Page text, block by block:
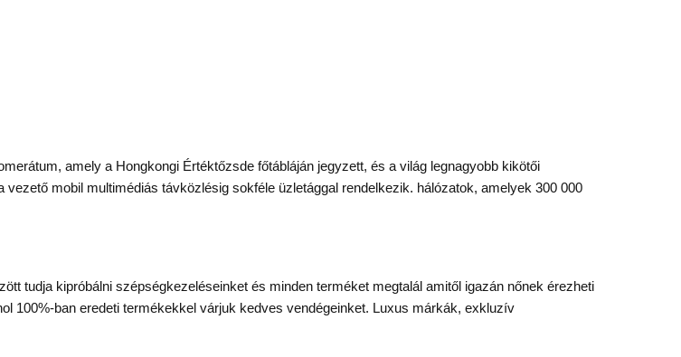
amely a Hongkongi Értéktőzsde főtábláján jegyzett, és a világ legnagyobb kikötői
mobil multimédiás távközlésig sokféle üzletággal rendelkezik. hálózatok, amelyek 300 000
tudja kipróbálni szépségkezeléseinket és minden terméket megtalál amitől igazán nőnek érezheti
100%-ban eredeti termékekkel várjuk kedves vendégeinket. Luxus márkák, exkluzív